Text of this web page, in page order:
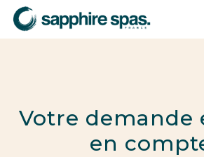
Votre demande
en
Panneau de gestion des cookies